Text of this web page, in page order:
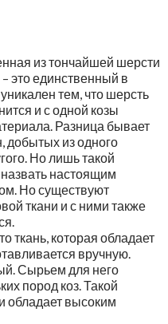
из тончайшей шерсти
это единственный в
тем, что шерсть
и с одной козы
Разница бывает
добытых из одного
Но лишь такой
настоящим
Но существуют
ткани и с ними также
ткань, которая обладает
вручную.
Сырьем для него
пород коз. Такой
обладает высоким